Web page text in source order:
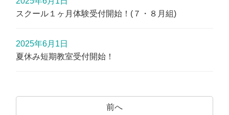
スクール１ヶ月体験受付開始！(７・８月組)
2025年6月1日
夏休み短期教室受付開始！
前へ